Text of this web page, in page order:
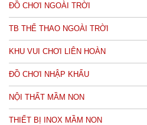
ĐỒ CHƠI NGOÀI TRỜI
TB THỂ THAO NGOÀI TRỜI
KHU VUI CHƠI LIÊN HOÀN
ĐỒ CHƠI NHẬP KHẨU
NỘI THẤT MẦM NON
THIẾT BỊ INOX MẦM NON